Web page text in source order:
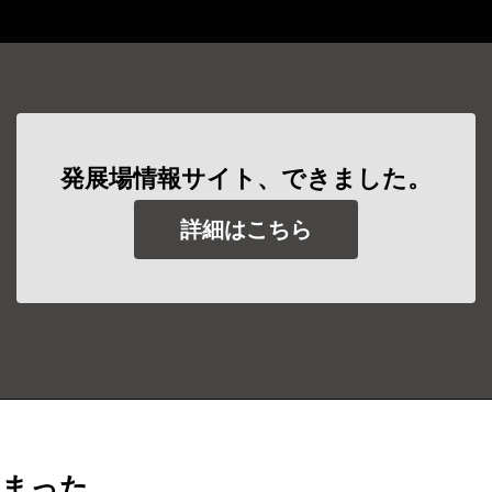
発展場情報サイト、できました。
詳細はこちら